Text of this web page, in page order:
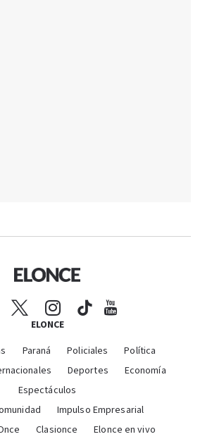
ELONCE
Paraná Policiales
Política
Deportes
Economía
Espectáculos
Impulso Empresarial
Clasionce Elonce en vivo